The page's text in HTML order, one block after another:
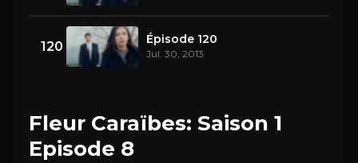
120 Épisode 120
Jul. 30, 2013
Fleur Caraïbes: Saison 1
Episode 8